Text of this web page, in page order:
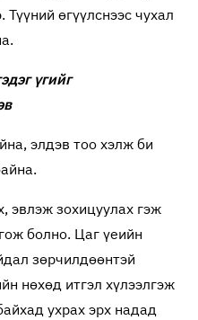
өгүүлснээс чухал
үгийг
элдэв тоо хэлж би
эвлэж зохицуулах гэж
болно. Цаг үеийн
зөрчилдөөнтэй
нөхөд итгэл хүлээлгэж
ухрах эрх надад